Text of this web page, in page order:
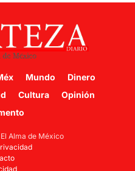
Mundo
Dinero
Cultura
Opinión
Alma de México